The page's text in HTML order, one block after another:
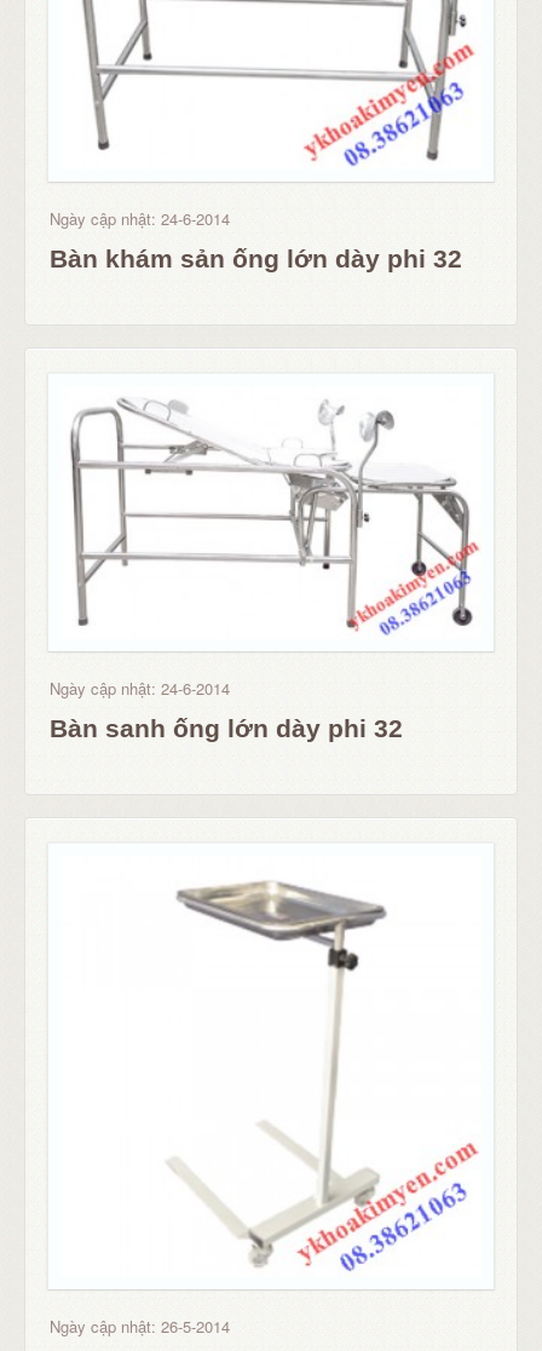
Ngày cập nhật: 24-6-2014
Bàn khám sản ống lớn dày phi 32
Ngày cập nhật: 24-6-2014
Bàn sanh ống lớn dày phi 32
Ngày cập nhật: 26-5-2014